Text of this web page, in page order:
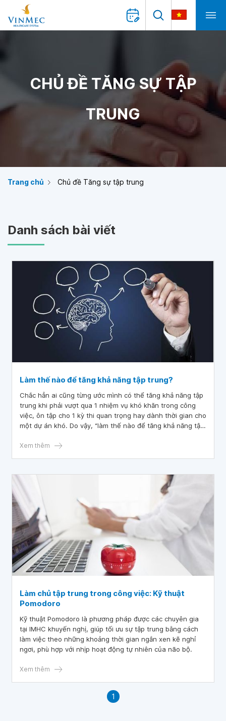
CHỦ ĐỀ TĂNG SỰ TẬP
TRUNG
Trang chủ Chủ đề Tăng sự tập trung
Danh sách bài viết
Làm thế nào để tăng khả năng tập trung?
Chắc hẳn ai cũng từng ước mình có thể tăng khả năng tập
trung khi phải vượt qua 1 nhiệm vụ khó khăn trong công
việc, ôn tập cho 1 kỳ thi quan trọng hay dành thời gian cho
một dự án khó. Do vậy, “làm thế nào để tăng khả năng tập
Xem thêm
Làm chủ tập trung trong công việc: Kỹ thuật
Pomodoro
Kỹ thuật Pomodoro là phương pháp được các chuyên gia
tại IMHC khuyến nghị, giúp tối ưu sự tập trung bằng cách
làm việc theo những khoảng thời gian ngắn xen kẽ nghỉ
ngơi, phù hợp với nhịp hoạt động tự nhiên của não bộ.
Xem thêm
1